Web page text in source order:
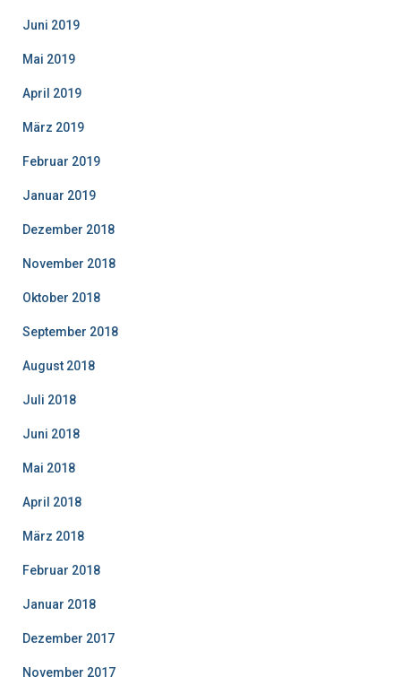
Juni 2019
Mai 2019
April 2019
März 2019
Februar 2019
Januar 2019
Dezember 2018
November 2018
Oktober 2018
September 2018
August 2018
Juli 2018
Juni 2018
Mai 2018
April 2018
März 2018
Februar 2018
Januar 2018
Dezember 2017
November 2017